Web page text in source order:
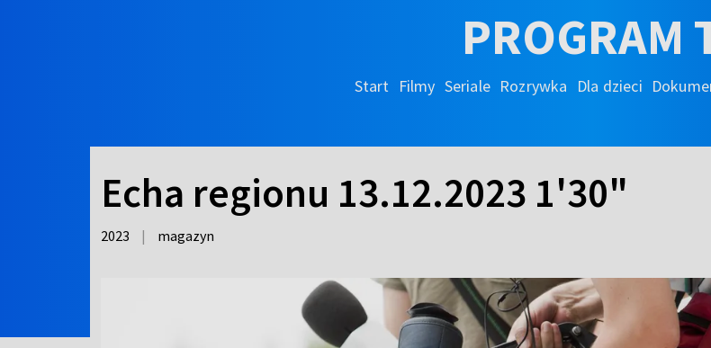
PROGRAM
Start Filmy Seriale Rozrywka Dla dzieci
Echa regionu 13.12.2023 1'30"
2023 | magazyn